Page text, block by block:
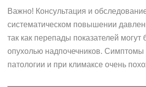
Важно! Консультация и
систематическом повышении
так как перепады показателей
опухолью надпочечников. Симптомы
патологии и при климаксе очень